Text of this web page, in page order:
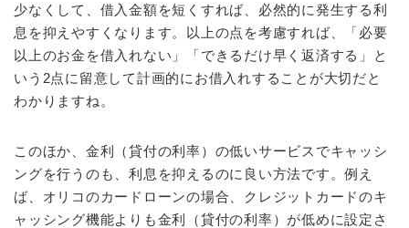
少なくして、借入金額を短くすれば、必然的に発生する利
息を抑えやすくなります。以上の点を考慮すれば、「必要
以上のお金を借入れない」「できるだけ早く返済する」と
いう2点に留意して計画的にお借入れすることが大切だと
わかりますね。
このほか、金利（貸付の利率）の低いサービスでキャッシ
ングを行うのも、利息を抑えるのに良い方法です。例え
ば、オリコのカードローンの場合、クレジットカードのキ
ャッシング機能よりも金利（貸付の利率）が低めに設定さ